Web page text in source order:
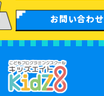
お問い合わせ